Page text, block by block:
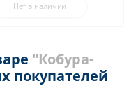
Нет в наличии
"Кобура-
покупателей